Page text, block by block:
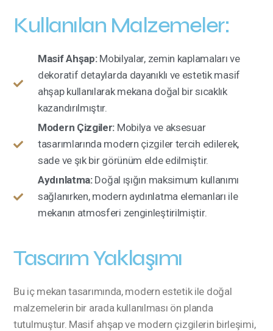
Kullanılan Malzemeler:
Masif Ahşap:Mobilyalar, zemin kaplamaları ve
dekoratif detaylarda dayanıklı ve estetik masif
ahşap kullanılarak mekana doğal bir sıcaklık
kazandırılmıştır.
Modern Çizgiler: Mobilya ve aksesuar
tasarımlarında modern çizgiler tercih edilerek,
sade ve şık bir görünüm elde edilmiştir.
Aydınlatma:Doğal ışığın maksimum kullanımı
sağlanırken, modern aydınlatma elemanları ile
mekanın atmosferi zenginleştirilmiştir.
Tasarım Yaklaşımı
Bu iç mekan tasarımında, modern estetik ile doğal
malzemelerin bir arada kullanılması ön planda
tutulmuştur. Masif ahşap ve modern çizgilerin birleşimi,